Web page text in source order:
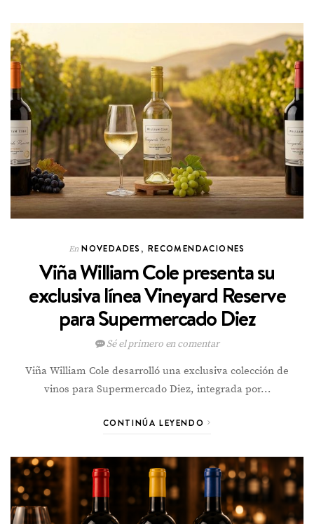
En NOVEDADES, RECOMENDACIONES
Viña William Cole presenta su
exclusiva línea Vineyard Reserve
para Supermercado Diez
Sé el primero en comentar
Viña William Cole desarrolló una exclusiva colección de
vinos para Supermercado Diez, integrada por…
CONTINÚA LEYENDO